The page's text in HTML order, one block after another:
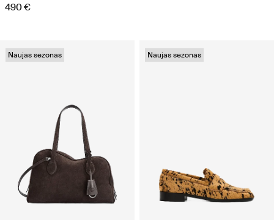
490 €
Naujas sezonas Naujas sezonas